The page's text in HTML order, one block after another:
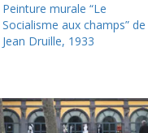
Peinture murale “Le
Socialisme aux champs” de
Jean Druille, 1933